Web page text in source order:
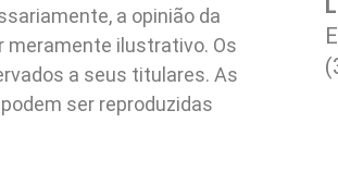
a opinião da
ilustrativo. Os
a seus titulares. As
ser reproduzidas